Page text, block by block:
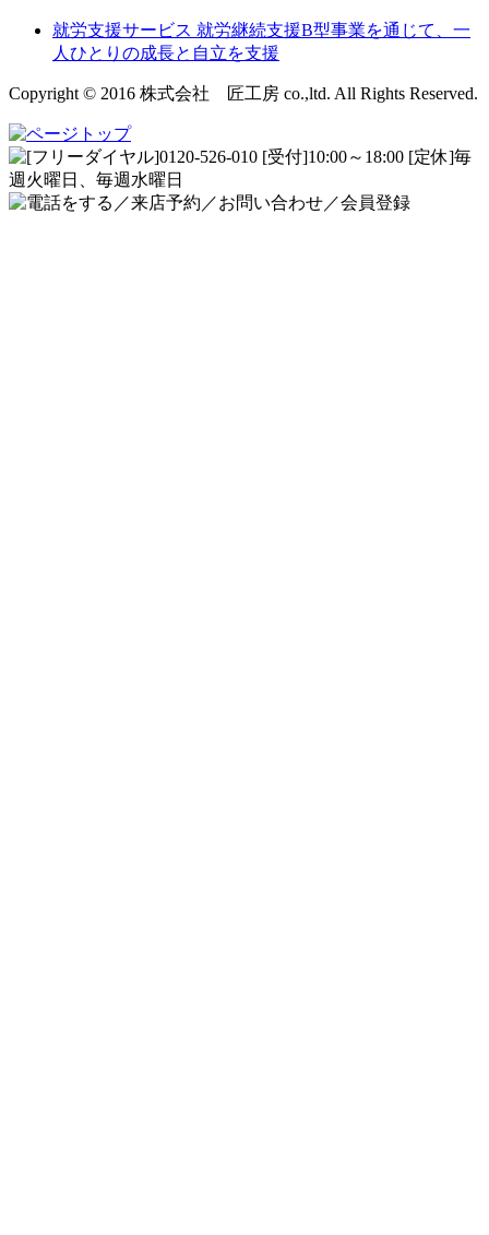
就労支援サービス 就労継続支援B型事業を通じて、一
人ひとりの成長と自立を支援
Copyright © 2016 株式会社 匠工房 co.,ltd. All Rights Reserved.